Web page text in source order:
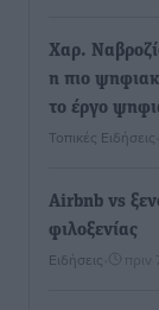
Χαρ.
η πιο
το έργο
Τοπικές Ειδήσεις
Airbnb vs
φιλοξενίας
Ειδήσεις πριν